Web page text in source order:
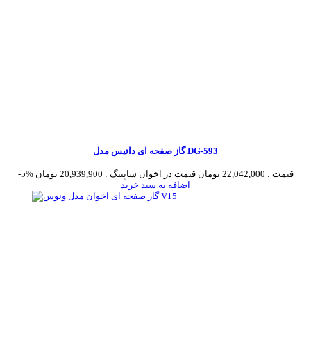
گاز صفحه ای داتیس مدل DG-593
-5% قیمت : 22,042,000 تومان قیمت در اخوان شاپینگ : 20,939,900 تومان
اضافه به سبد خرید